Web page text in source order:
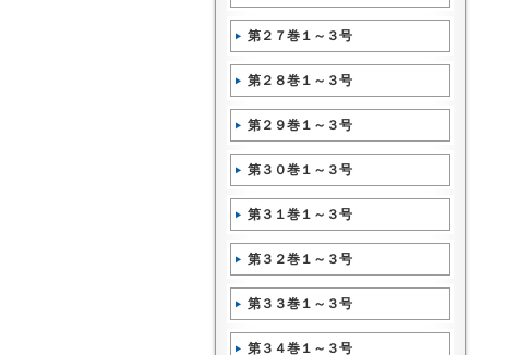
第２７巻１～３号
第２８巻１～３号
第２９巻１～３号
第３０巻１～３号
第３１巻１～３号
第３２巻１～３号
第３３巻１～３号
第３４巻１～３号